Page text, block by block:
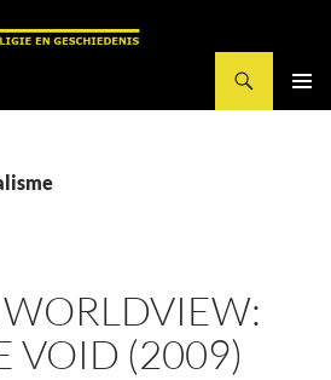
VOID (2009)